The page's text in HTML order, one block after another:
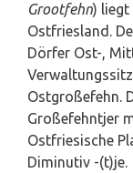
Grootfehn) liegt
Ostfriesland.
Dörfer Ost-,
Ostgroßefehn.
Großefehntjer
Ostfriesische
Diminutiv -(t)je.